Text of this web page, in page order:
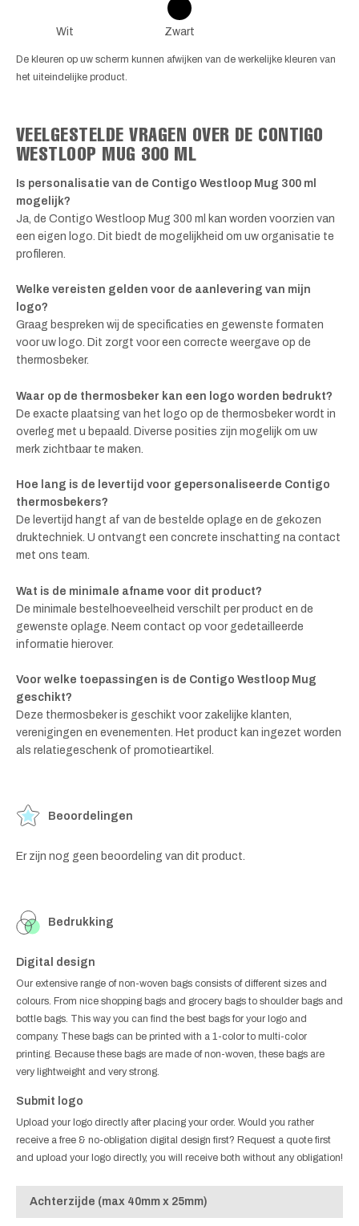
Wit Zwart
De kleuren op uw scherm kunnen afwijken van de werkelijke kleuren van
het uiteindelijke product.
VEELGESTELDE VRAGEN OVER DE CONTIGO
WESTLOOP MUG 300 ML
Is personalisatie van de Contigo Westloop Mug 300 ml
mogelijk?
Ja, de Contigo Westloop Mug 300 ml kan worden voorzien van
een eigen logo. Dit biedt de mogelijkheid om uw organisatie te
profileren.
Welke vereisten gelden voor de aanlevering van mijn
logo?
Graag bespreken wij de specificaties en gewenste formaten
voor uw logo. Dit zorgt voor een correcte weergave op de
thermosbeker.
Waar op de thermosbeker kan een logo worden bedrukt?
De exacte plaatsing van het logo op de thermosbeker wordt in
overleg met u bepaald. Diverse posities zijn mogelijk om uw
merk zichtbaar te maken.
Hoe lang is de levertijd voor gepersonaliseerde Contigo
thermosbekers?
De levertijd hangt af van de bestelde oplage en de gekozen
druktechniek. U ontvangt een concrete inschatting na contact
met ons team.
Wat is de minimale afname voor dit product?
De minimale bestelhoeveelheid verschilt per product en de
gewenste oplage. Neem contact op voor gedetailleerde
informatie hierover.
Voor welke toepassingen is de Contigo Westloop Mug
geschikt?
Deze thermosbeker is geschikt voor zakelijke klanten,
verenigingen en evenementen. Het product kan ingezet worden
als relatiegeschenk of promotieartikel.
Beoordelingen
Er zijn nog geen beoordeling van dit product.
Bedrukking
Digital design
Our extensive range of non-woven bags consists of different sizes and
colours. From nice shopping bags and grocery bags to shoulder bags and
bottle bags. This way you can find the best bags for your logo and
company. These bags can be printed with a 1-color to multi-color
printing. Because these bags are made of non-woven, these bags are
very lightweight and very strong.
Submit logo
Upload your logo directly after placing your order. Would you rather
receive a free & no-obligation digital design first? Request a quote first
and upload your logo directly, you will receive both without any obligation!
Achterzijde (max 40mm x 25mm)